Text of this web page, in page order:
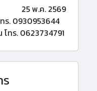
25 พ.ค. 2569
ร. 0930953644
ทร. 0623734791